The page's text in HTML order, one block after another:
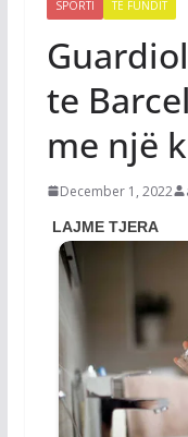
SPORTI TË FUNDIT
te
me një
December 1, 2022